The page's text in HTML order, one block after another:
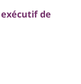
de